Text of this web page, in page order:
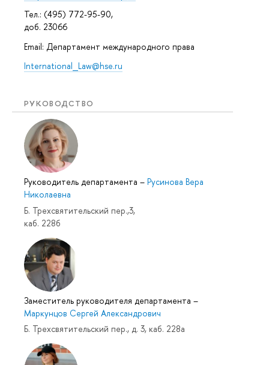
Тел.: (495) 772-95-90,
доб. 23066
Email: Департамент международного права
International_Law@hse.ru
РУКОВОДСТВО
Руководитель департамента – Русинова Вера
Николаевна
Б. Трехсвятительский пер.,3,
каб. 228б
Заместитель руководителя департамента –
Маркунцов Сергей Александрович
Б. Трехсвятительский пер., д. 3, каб. 228а